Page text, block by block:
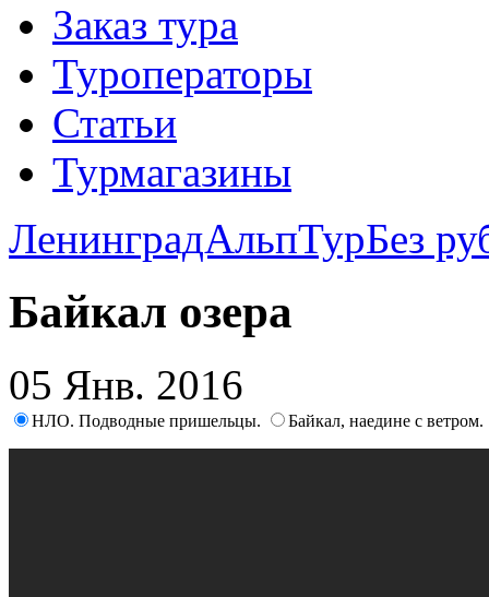
Заказ тура
Туроператоры
Статьи
Турмагазины
ЛенинградАльпТурБез
Байкал озера
05 Янв. 2016
НЛО. Подводные пришельцы. Байкал, наедине с ветром.